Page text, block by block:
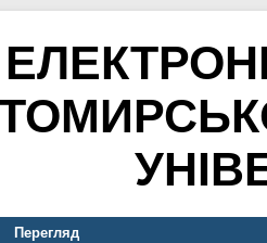
Перегляд